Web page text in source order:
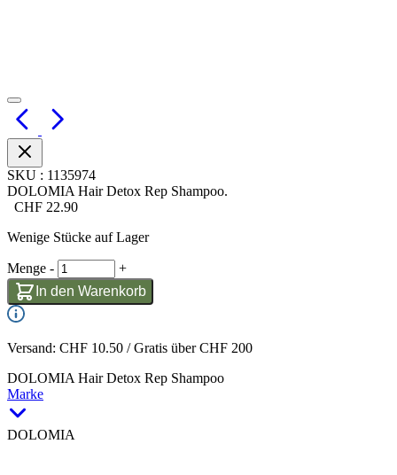
SKU : 1135974
DOLOMIA Hair Detox Rep Shampoo.
CHF 22.90
Wenige Stücke auf Lager
Menge -
+
In den Warenkorb
Versand: CHF 10.50 / Gratis über CHF 200
DOLOMIA Hair Detox Rep Shampoo
Marke
DOLOMIA